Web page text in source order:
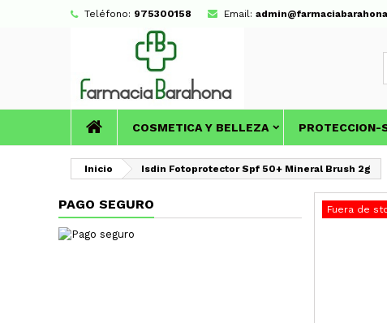
Teléfono: 975300158 Email:
COSMETICA Y BELLEZA PROTECCION-
Inicio Isdin Fotoprotector Spf 50+ Mineral Brush 2g
PAGO SEGURO Fuera de